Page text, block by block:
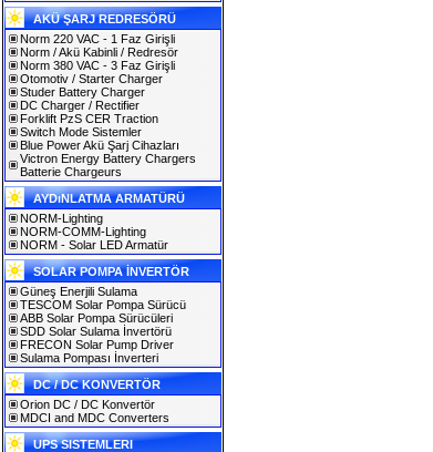
AKÜ ŞARJ REDRESÖRÜ
Norm 220 VAC - 1 Faz Girişli
Norm / Akü Kabinli / Redresör
Norm 380 VAC - 3 Faz Girişli
Otomotiv / Starter Charger
Studer Battery Charger
DC Charger / Rectifier
Forklift PzS CER Traction
Switch Mode Sistemler
Blue Power Akü Şarj Cihazları
Victron Energy Battery Chargers
Batterie Chargeurs
AYDıNLATMA ARMATÜRÜ
NORM-Lighting
NORM-COMM-Lighting
NORM - Solar LED Armatür
SOLAR POMPA İNVERTÖR
Güneş Enerjili Sulama
TESCOM Solar Pompa Sürücü
ABB Solar Pompa Sürücüleri
SDD Solar Sulama İnvertörü
FRECON Solar Pump Driver
Sulama Pompası İnverteri
DC / DC KONVERTÖR
Orion DC / DC Konvertör
MDCI and MDC Converters
UPS SISTEMLERI